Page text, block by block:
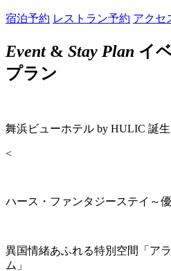
宿泊予約 レストラン予約 アクセ
Event& Stay Plan イ
プラン
舞浜ビューホテル by HULIC 誕
<
ハース・ファンタジーステイ～
異国情緒あふれる特別空間「ア
ム」